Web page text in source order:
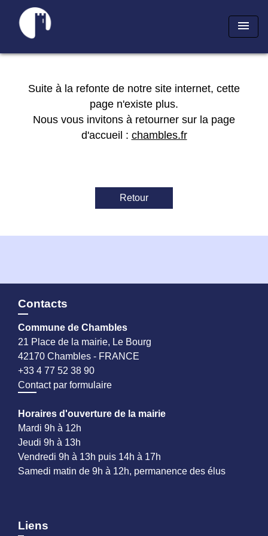
menu
Suite à la refonte de notre site internet, cette
page n'existe plus.
Nous vous invitons à retourner sur la page
d'accueil : chambles.fr
Retour
Contacts
Commune de Chambles
21 Place de la mairie, Le Bourg
42170 Chambles - FRANCE
+33 4 77 52 38 90
Contact par formulaire
Horaires d'ouverture de la mairie
Mardi 9h à 12h
Jeudi 9h à 13h
Vendredi 9h à 13h puis 14h à 17h
Samedi matin de 9h à 12h, permanence des élus
Liens